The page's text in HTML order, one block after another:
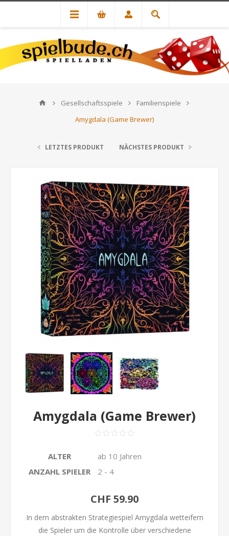
Gesellschaftsspiele
Familienspiele
Amygdala (Game Brewer)
LETZTES PRODUKT NÄCHSTES PRODUKT
Amygdala (Game Brewer)
ALTER
ab 10 Jahren
ANZAHL SPIELER
2 - 4
CHF 59.90
In dem abstrakten Strategiespiel Amygdala wetteifern
die Spieler um die Kontrolle über verschiedene